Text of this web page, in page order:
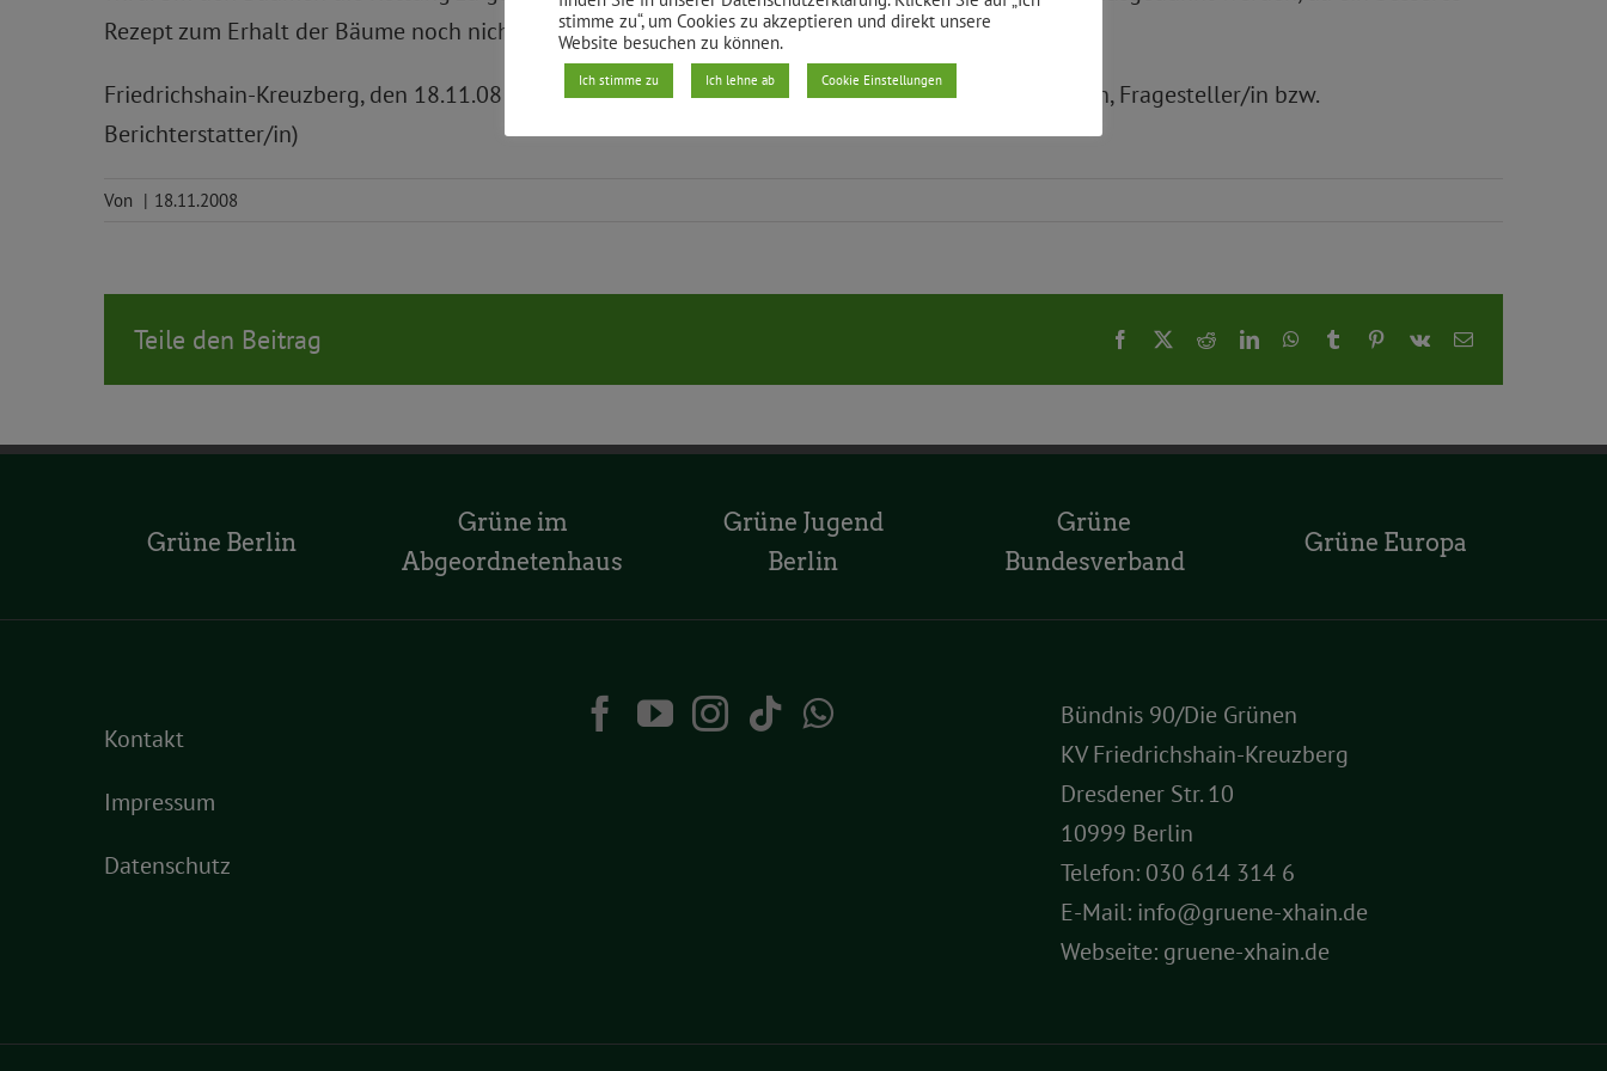
Rezept zum Erhalt der Bäume noch nicht gefunden wurde.
Friedrichshain-Kreuzberg, den 18.11.08 B’90/Die Grünen Herr Günter Schumacher, (Antragsteller/in, Fragesteller/in bzw.
Berichterstatter/in)
Von | 18.11.2008
Teile den Beitrag Facebook RedditLinkedInWhatsApp
Tumblr Pinterest
Vk
E-
Grüne Berlin
Grüne im
Abgeordnetenhaus
Grüne Jugend
Berlin
Grüne
Bundesverband
Grüne Europa
Kontakt
Impressum
Datenschutz
Bündnis 90/Die Grünen
KV Friedrichshain-Kreuzberg
Dresdener Str. 10
10999 Berlin
Telefon: 030 614 314 6
E-Mail: info@gruene-xhain.de
Webseite: gruene-xhain.de
stimme zu“, um Cookies zu akzeptieren und direkt unsere
Website besuchen zu können.
Ich stimme zu Ich lehne ab Cookie Einstellungen